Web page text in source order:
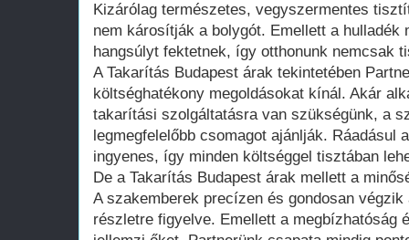
Kizárólag természetes, vegyszermentes
nem károsítják a bolygót. Emellett a hulladék
hangsúlyt fektetnek, így otthonunk nemcsak
A Takarítás Budapest árak tekintetében
költséghatékony megoldásokat kínál. Akár
takarítási szolgáltatásra van szükségünk, a
legmegfelelőbb csomagot ajánlják. Ráadásul
ingyenes, így minden költséggel tisztában
De a Takarítás Budapest árak mellett a
A szakemberek precízen és gondosan
részletre figyelve. Emellett a megbízhatóság